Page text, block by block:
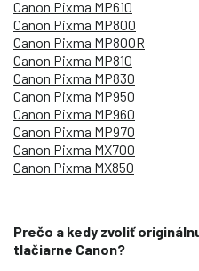
Canon Pixma MP610
Canon Pixma MP800
Canon Pixma MP800R
Canon Pixma MP810
Canon Pixma MP830
Canon Pixma MP950
Canon Pixma MP960
Canon Pixma MP970
Canon Pixma MX700
Canon Pixma MX850
Prečo a kedy zvoliť
tlačiarne Canon?